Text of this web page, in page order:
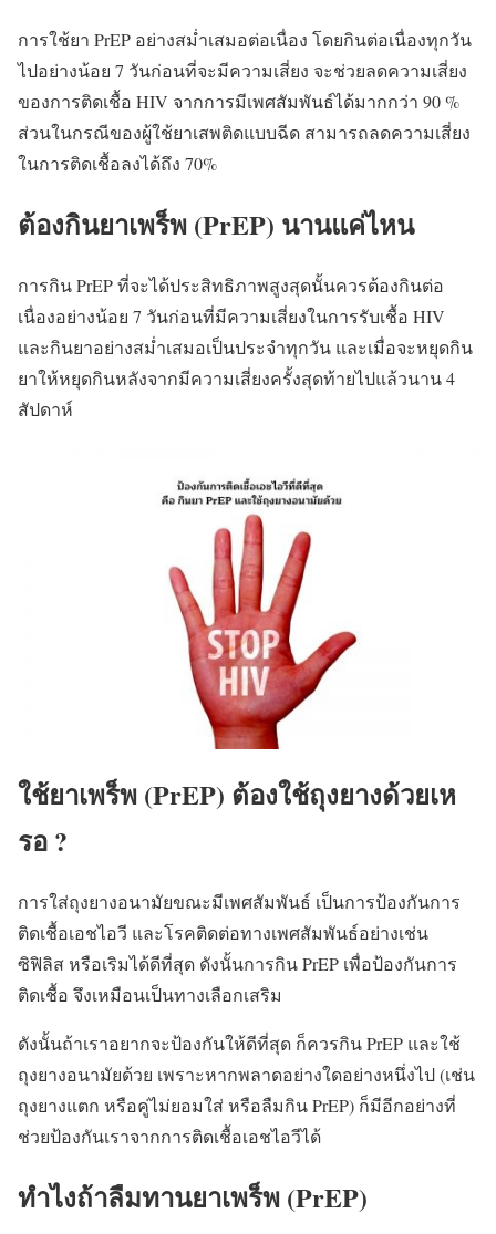
การใช้ยา PrEP อย่างสม่ำเสมอต่อเนื่อง โดยกินต่อเนื่องทุกวัน
ไปอย่างน้อย 7 วันก่อนที่จะมีความเสี่ยง จะช่วยลดความเสี่ยง
ของการติดเชื้อ HIV จากการมีเพศสัมพันธ์ได้มากกว่า 90 %
ส่วนในกรณีของผู้ใช้ยาเสพติดแบบฉีด สามารถลดความเสี่ยง
ในการติดเชื้อลงได้ถึง 70%
ต้องกินยาเพร็พ (PrEP) นานแค่ไหน
การกิน PrEP ที่จะได้ประสิทธิภาพสูงสุดนั้นควรต้องกินต่อ
เนื่องอย่างน้อย 7 วันก่อนที่มีความเสี่ยงในการรับเชื้อ HIV
และกินยาอย่างสม่ำเสมอเป็นประจำทุกวัน และเมื่อจะหยุดกิน
ยาให้หยุดกินหลังจากมีความเสี่ยงครั้งสุดท้ายไปแล้วนาน 4
สัปดาห์
ใช้ยาเพร็พ (PrEP) ต้องใช้ถุงยางด้วยเห
รอ ?
การใส่ถุงยางอนามัยขณะมีเพศสัมพันธ์ เป็นการป้องกันการ
ติดเชื้อเอชไอวี และโรคติดต่อทางเพศสัมพันธ์อย่างเช่น
ซิฟิลิส หรือเริมได้ดีที่สุด ดังนั้นการกิน PrEP เพื่อป้องกันการ
ติดเชื้อ จึงเหมือนเป็นทางเลือกเสริม
ดังนั้นถ้าเราอยากจะป้องกันให้ดีที่สุด ก็ควรกิน PrEP และใช้
ถุงยางอนามัยด้วย เพราะหากพลาดอย่างใดอย่างหนึ่งไป (เช่น
ถุงยางแตก หรือคู่ไม่ยอมใส่ หรือลืมกิน PrEP) ก็มีอีกอย่างที่
ช่วยป้องกันเราจากการติดเชื้อเอชไอวีได้
ทำไงถ้าลืมทานยาเพร็พ (PrEP)